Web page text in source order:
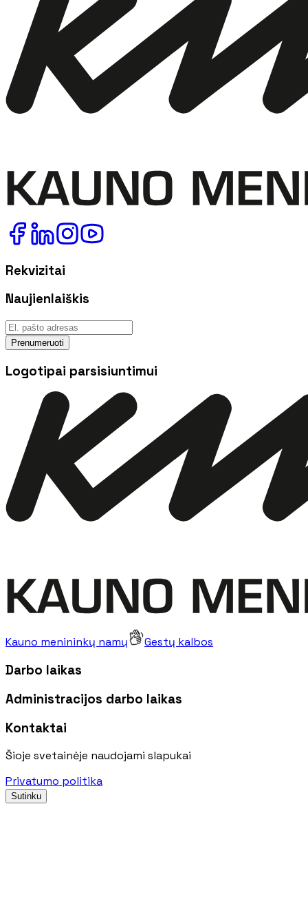
Rekvizitai
Naujienlaiškis
Prenumeruoti
Logotipai parsisiuntimui
Kauno menininkų namų Gestų kalbos
Darbo laikas
Administracijos darbo laikas
Kontaktai
Šioje svetainėje naudojami slapukai
Privatumo politika
Sutinku